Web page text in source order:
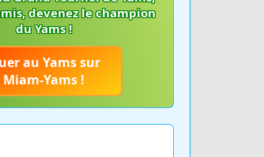
devenez le champion
du Yams !
au Yams sur
Miam-Yams !